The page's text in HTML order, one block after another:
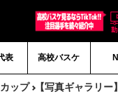
表 高校バスケ
ップ 【写真ギャラリー